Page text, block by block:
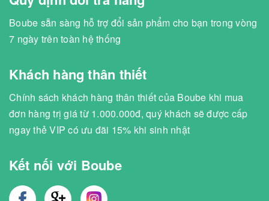
Boube sẵn sàng hỗ trợ đổi sản phẩm cho bạn trong vòng
7 ngày trên toàn hệ thống
Khách hàng thân thiết
Chính sách khách hàng thân thiết của Boube khi mua
đơn hàng trị giá từ 1.000.000đ, quý khách sẽ được cấp
ngay thẻ VIP có ưu đãi 15% khi sinh nhật
Kết nối với Boube